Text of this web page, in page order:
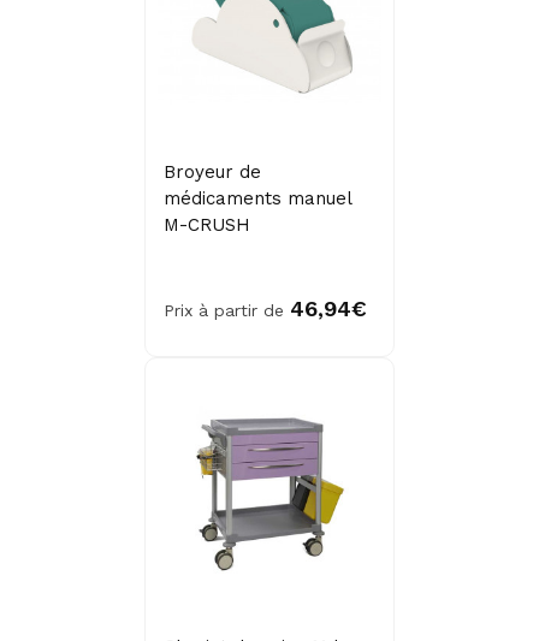
Broyeur de
médicaments manuel
M-CRUSH
Prix à partir de 46,94€